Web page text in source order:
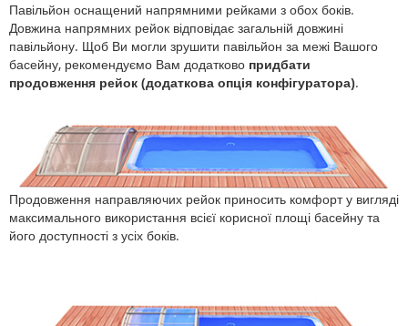
Павільйон оснащений напрямними рейками з обох боків.
Довжина напрямних рейок відповідає загальній довжині
павільйону. Щоб Ви могли зрушити павільйон за межі Вашого
басейну, рекомендуємо Вам додатково придбати
продовження рейок (додаткова опція конфігуратора).
Продовження направляючих рейок приносить комфорт у вигляді
максимального використання всієї корисної площі басейну та
його доступності з усіх боків.